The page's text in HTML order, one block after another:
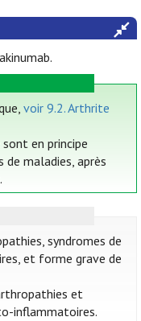
voir 9.2. Arthrite
en principe
maladies, après
syndromes de
et forme grave de
et
inflammatoires.